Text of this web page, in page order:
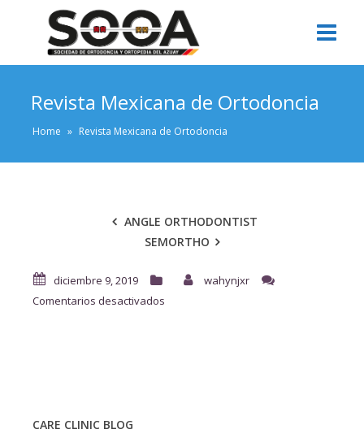
Revista Mexicana de Ortodoncia
Home » Revista Mexicana de Ortodoncia
ANGLE ORTHODONTIST
SEMORTHO
diciembre 9, 2019
wahynjxr
Comentarios desactivados
CARE CLINIC BLOG